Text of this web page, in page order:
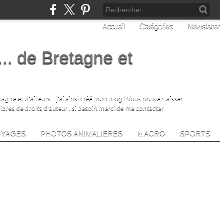
Accueil Catégories Newsletter
de Bretagne et
et d'ailleurs... j'ai ainsi créé mon blog ! Vous pouvez laisser
de droits d'auteur ..si besoin merci de me contacter.
PHOTOS ANIMALIERES MACRO SPORTS